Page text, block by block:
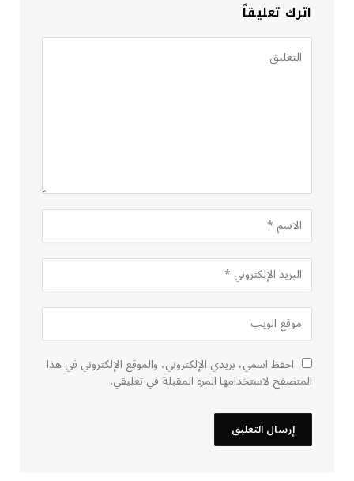
اترك تعليقاً
احفظ اسمي، بريدي الإلكتروني، والموقع الإلكتروني في هذا
المتصفح لاستخدامها المرة المقبلة في تعليقي.